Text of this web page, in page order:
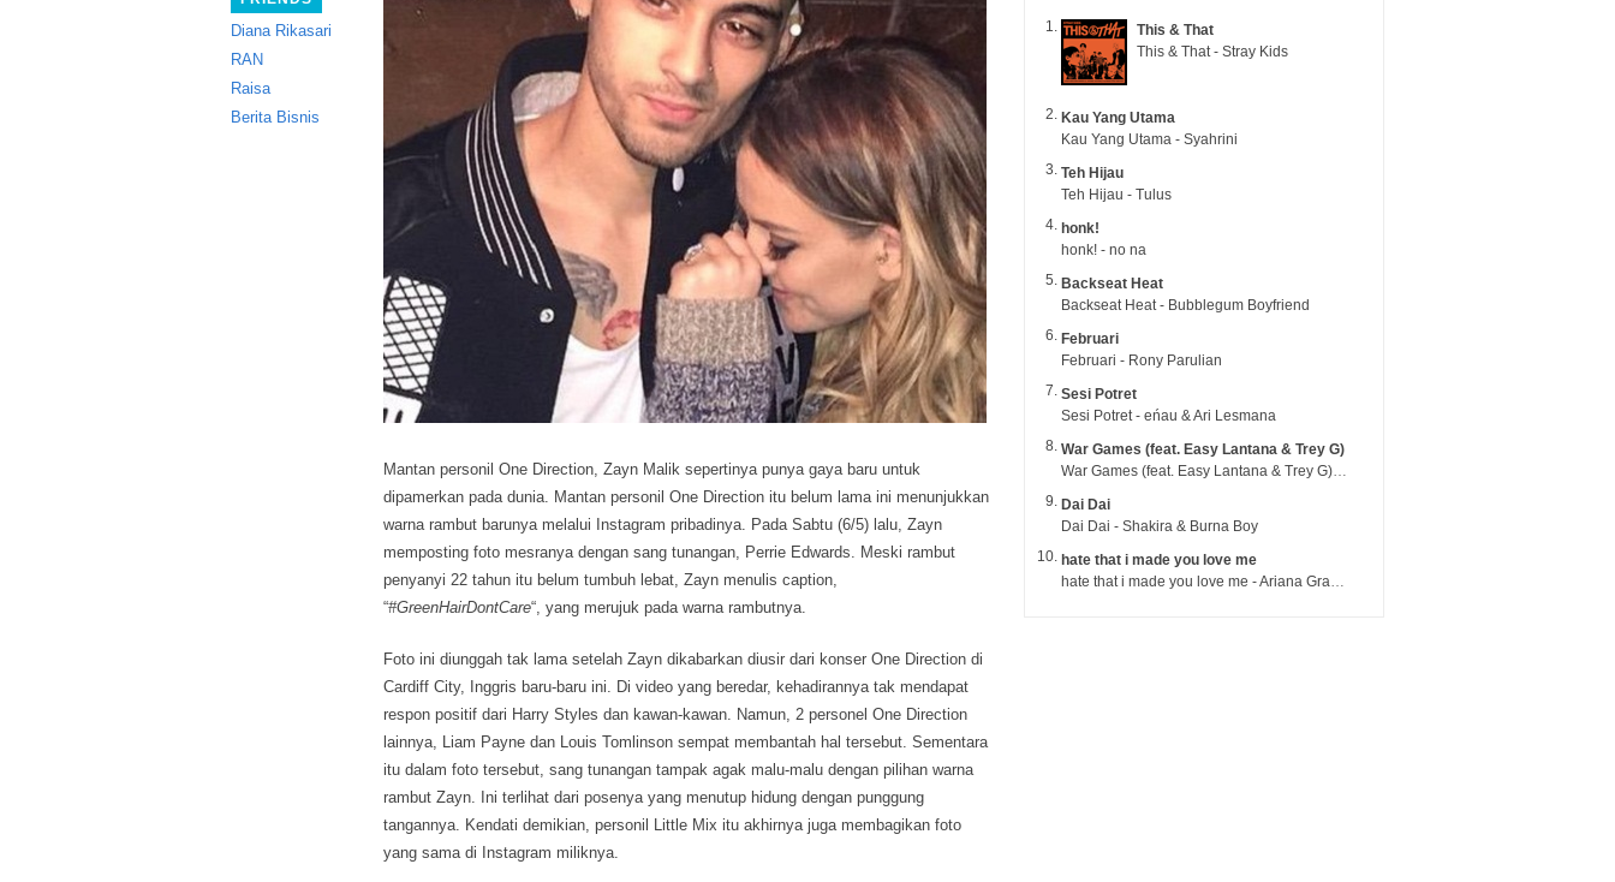
Diana Rikasari
RAN
Raisa
Berita Bisnis
Mantan personil One Direction, Zayn Malik sepertinya punya gaya baru untuk
dipamerkan pada dunia. Mantan personil One Direction itu belum lama ini menunjukkan
warna rambut barunyamelalui Instagram pribadinya. Pada Sabtu (6/5) lalu, Zayn
memposting foto mesranya dengan sang tunangan, Perrie Edwards. Meski rambut
penyanyi 22 tahun itu belum tumbuh lebat, Zayn menulis caption,
“#GreenHairDontCare“, yang merujuk pada warna rambutnya.
Foto ini diunggah tak lama setelah Zayn dikabarkan diusir dari konser One Direction di
Cardiff City, Inggris baru-baru ini. Di video yang beredar, kehadirannya tak mendapat
respon positif dari Harry Styles dan kawan-kawan. Namun, 2 personel One Direction
lainnya, Liam Payne dan Louis Tomlinson sempat membantah hal tersebut. Sementara
itu dalam foto tersebut, sang tunangan tampak agak malu-malu dengan pilihan warna
rambut Zayn. Ini terlihat dari posenya yang menutup hidung dengan punggung
tangannya. Kendati demikian, personil Little Mix itu akhirnya juga membagikan foto
yang sama di Instagram miliknya.
This & That
This & That - Stray Kids
Kau Yang Utama
Kau Yang Utama - Syahrini
Teh Hijau
Teh Hijau - Tulus
honk!
honk! - no na
Backseat Heat
Backseat Heat - Bubblegum Boyfriend
Februari
Februari - Rony Parulian
Sesi Potret
Sesi Potret - eńau & Ari Lesmana
War Games (feat. Easy Lantana & Trey G)
War Games (feat. Easy Lantana & Trey G) - Trub
Dai Dai
Dai Dai - Shakira & Burna Boy
hate that i made you love me
hate that i made you love me - Ariana Grande